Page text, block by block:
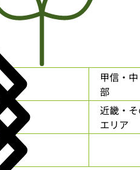
甲信・中
部
近畿・
エリア